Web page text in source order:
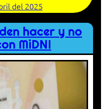
del 2025
hacer y no
MiDNI